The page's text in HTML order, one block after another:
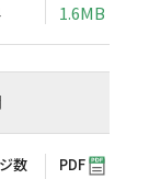
1.6MB
数 PDF